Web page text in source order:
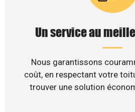
Un service au
Nous garantissons
coût, en respectant votre
trouver une solution